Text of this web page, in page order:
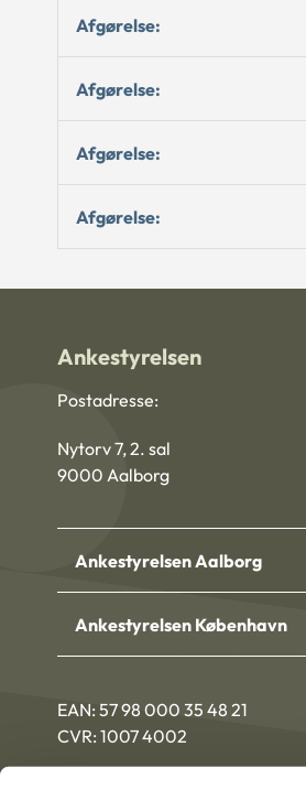
Afgørelse:
Afgørelse:
Afgørelse:
Afgørelse:
Ankestyrelsen
Postadresse:
Nytorv 7, 2. sal
9000 Aalborg
Ankestyrelsen Aalborg
Ankestyrelsen København
EAN: 57 98 000 35 48 21
CVR: 1007 4002